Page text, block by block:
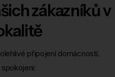
zákazníků v
připojení domácností.